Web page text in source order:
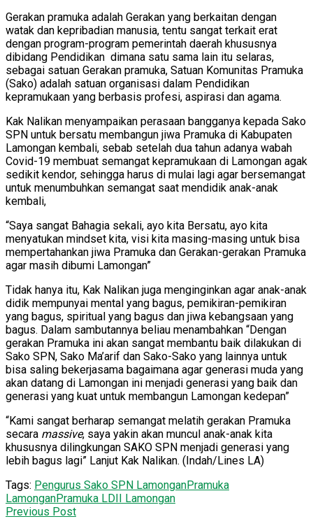
Gerakan pramuka adalah Gerakan yang berkaitan dengan
watak dan kepribadian manusia, tentu sangat terkait erat
dengan program-program pemerintah daerah khususnya
dibidang Pendidikan dimana satu sama lain itu selaras,
sebagai satuan Gerakan pramuka, Satuan Komunitas Pramuka
(Sako) adalah satuan organisasi dalam Pendidikan
kepramukaan yang berbasis profesi, aspirasi dan agama.
Kak Nalikan menyampaikan perasaan bangganya kepada Sako
SPN untuk bersatu membangun jiwa Pramuka di Kabupaten
Lamongan kembali, sebab setelah dua tahun adanya wabah
Covid-19 membuat semangat kepramukaan di Lamongan agak
sedikit kendor, sehingga harus di mulai lagi agar bersemangat
untuk menumbuhkan semangat saat mendidik anak-anak
kembali,
“Saya sangat Bahagia sekali, ayo kita Bersatu, ayo kita
menyatukan mindset kita, visi kita masing-masing untuk bisa
mempertahankan jiwa Pramuka dan Gerakan-gerakan Pramuka
agar masih dibumi Lamongan”
Tidak hanya itu, Kak Nalikan juga menginginkan agar anak-anak
didik mempunyai mental yang bagus, pemikiran-pemikiran
yang bagus, spiritual yang bagus dan jiwa kebangsaan yang
bagus. Dalam sambutannya beliau menambahkan “Dengan
gerakan Pramuka ini akan sangat membantu baik dilakukan di
Sako SPN, Sako Ma’arif dan Sako-Sako yang lainnya untuk
bisa saling bekerjasama bagaimana agar generasi muda yang
akan datang di Lamongan ini menjadi generasi yang baik dan
generasi yang kuat untuk membangun Lamongan kedepan”
“Kami sangat berharap semangat melatih gerakan Pramuka
secara massive, saya yakin akan muncul anak-anak kita
khususnya dilingkungan SAKO SPN menjadi generasi yang
lebih bagus lagi” Lanjut Kak Nalikan. (Indah/Lines LA)
Tags: Pengurus Sako SPN LamonganPramuka
LamonganPramuka LDII Lamongan
Previous Post